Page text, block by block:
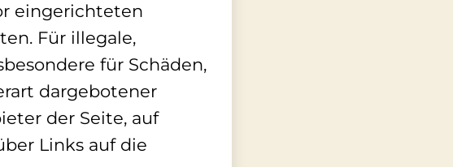
eingerichteten
Für illegale,
für Schäden,
dargebotener
der Seite, auf
Links auf die